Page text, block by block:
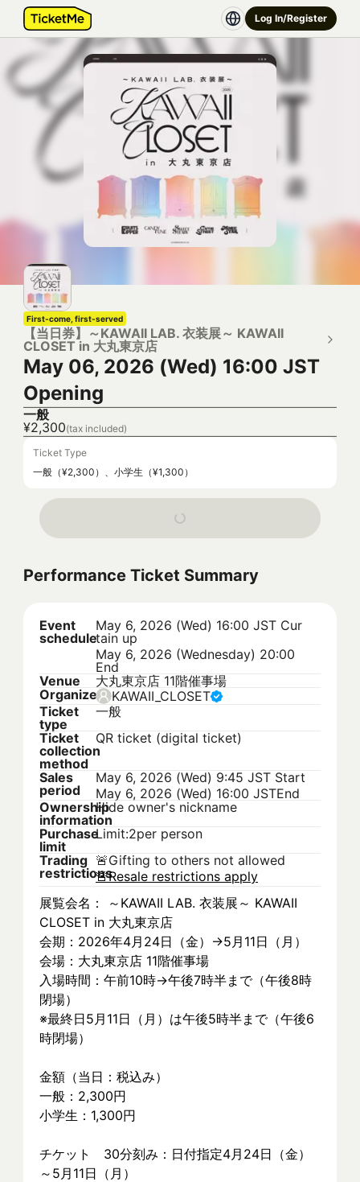
Log In/Register
First-come, first-served
【当日券】～KAWAII LAB. 衣装展～ KAWAII
CLOSET in 大丸東京店
May 06, 2026 (Wed) 16:00 JST
Opening
一般
¥2,300(tax included)
Ticket Type
一般（¥2,300）、小学生（¥1,300）
Performance Ticket Summary
Event
schedule
May 6, 2026 (Wed) 16:00 JST Cur
tain up
May 6, 2026 (Wednesday) 20:00
End
Venue
大丸東京店 11階催事場
Organizer KAWAII_CLOSET
Ticket
type
一般
Ticket
collection
method
QR ticket (digital ticket)
Sales
period
May 6, 2026 (Wed) 9:45 JST Start
May 6, 2026 (Wed) 16:00 JSTEnd
Ownership
information
Hide owner's nickname
Purchase
limit
Limit:2per person
Trading
restrictions
🚨Gifting to others not allowed
🚨Resale restrictions apply
展覧会名： ～KAWAII LAB. 衣装展～ KAWAII
CLOSET in 大丸東京店
会期：2026年4月24日（金）→5月11日（月）
会場：大丸東京店 11階催事場
入場時間：午前10時→午後7時半まで（午後8時
閉場）
※最終日5月11日（月）は午後5時半まで（午後6
時閉場）
金額（当日：税込み）
一般：2,300円
小学生：1,300円
チケット　30分刻み：日付指定4月24日（金）
～5月11日（月）